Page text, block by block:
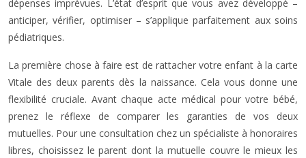
dépenses imprévues. L’état d’esprit que vous avez développé –
anticiper, vérifier, optimiser – s’applique parfaitement aux soins
pédiatriques.
La première chose à faire est de rattacher votre enfant à la carte
Vitale des deux parents dès la naissance. Cela vous donne une
flexibilité cruciale. Avant chaque acte médical pour votre bébé,
prenez le réflexe de comparer les garanties de vos deux
mutuelles. Pour une consultation chez un spécialiste à honoraires
libres, choisissez le parent dont la mutuelle couvre le mieux les